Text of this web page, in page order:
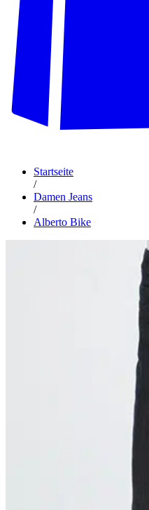
Startseite
/
Damen Jeans
/
Alberto Bike